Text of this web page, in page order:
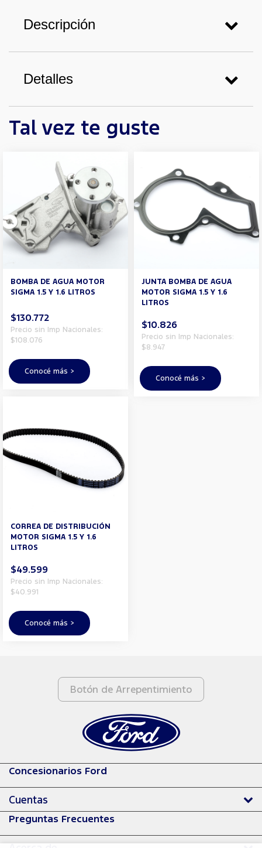
Descripción
Detalles
Tal vez te guste
BOMBA DE AGUA MOTOR
SIGMA 1.5 Y 1.6 LITROS
$130.772
Precio sin Imp Nacionales:
$108.076
Conocé más >
JUNTA BOMBA DE AGUA
MOTOR SIGMA 1.5 Y 1.6
LITROS
$10.826
Precio sin Imp Nacionales:
$8.947
Conocé más >
CORREA DE DISTRIBUCIÓN
MOTOR SIGMA 1.5 Y 1.6
LITROS
$49.599
Precio sin Imp Nacionales:
$40.991
Conocé más >
Botón de Arrepentimiento
Concesionarios Ford
Cuentas
Preguntas Frecuentes